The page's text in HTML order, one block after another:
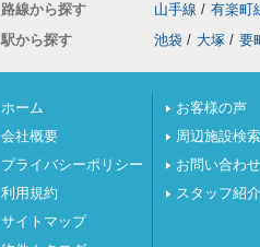
路線から探す
山手線 / 有楽町
駅から探す
池袋 / 大塚 / 要
ホーム
会社概要
プライバシーポリシー
利用規約
サイトマップ
お客様の声
周辺施設検索
お問い合わせ
スタッフ紹介